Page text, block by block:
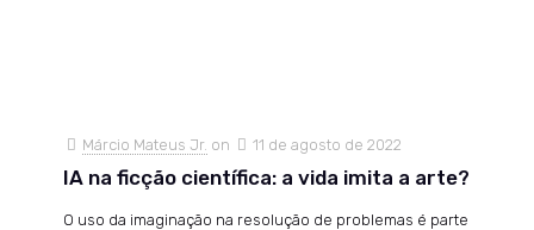
Márcio Mateus Jr. on 11 de agosto de 2022
IA na ficção científica: a vida imita a arte?
O uso da imaginação na resolução de problemas é parte